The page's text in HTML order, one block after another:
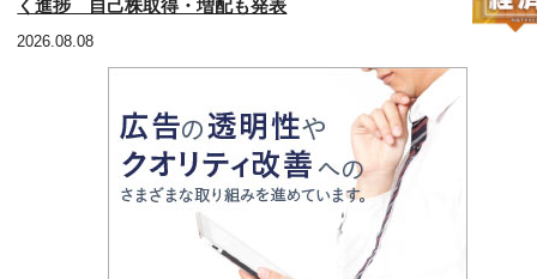
く進捗 自己株取得・増配も発表
2026.08.08